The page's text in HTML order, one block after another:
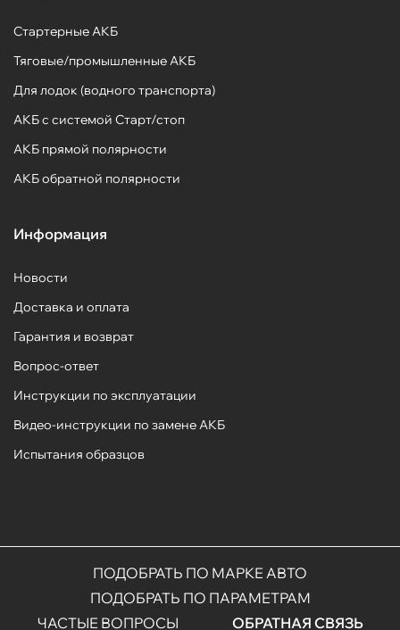
Стартерные АКБ
Тяговые/промышленные АКБ
Для лодок (водного транспорта)
АКБ с системой Старт/стоп
АКБ прямой полярности
АКБ обратной полярности
Информация
Новости
Доставка и оплата
Гарантия и возврат
Вопрос-ответ
Инструкции по эксплуатации
Видео-инструкции по замене АКБ
Испытания образцов
ПОДОБРАТЬ ПО МАРКЕ АВТО
ПОДОБРАТЬ ПО ПАРАМЕТРАМ
ЧАСТЫЕ ВОПРОСЫ
ОБРАТНАЯ СВЯЗЬ